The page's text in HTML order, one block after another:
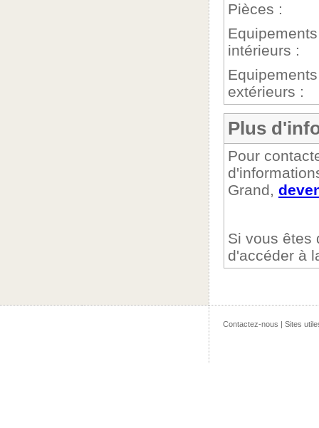
Pièces :
Equipements
intérieurs :
Equipements
extérieurs :
Plus
Pour
Grand,
Si vous êtes
d'accéder à
Contactez-nous | Sites